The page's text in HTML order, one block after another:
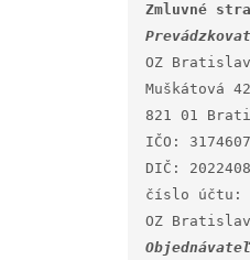
Zmluvné
OZ
Muškátová 42
821 01
IČO:
DIČ:
číslo účtu: